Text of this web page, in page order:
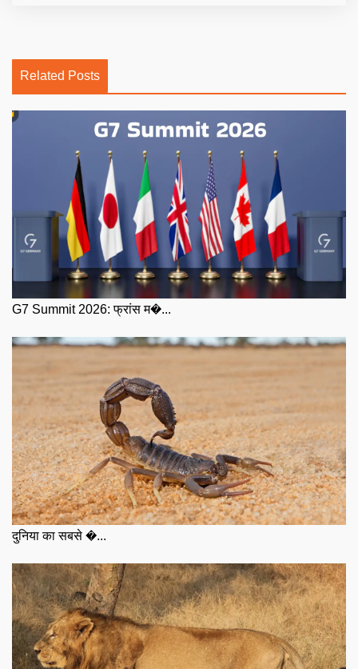
Related Posts
G7 Summit 2026: फ्रांस म�...
दुनिया का सबसे �...